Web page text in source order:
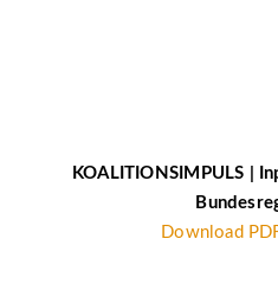
KOALITIONSIMPULS |
Download